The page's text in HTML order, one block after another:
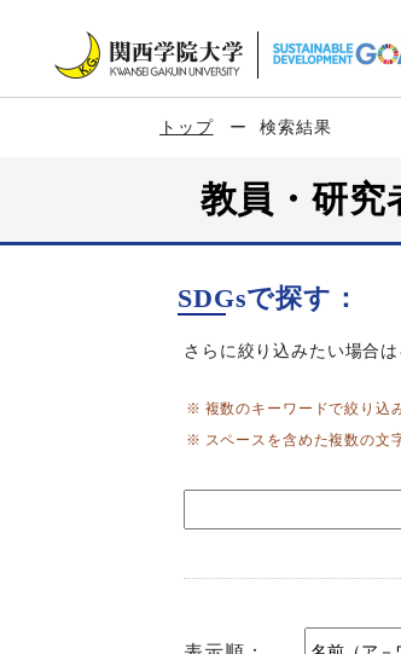
トップ 検索結果
教員・研
SDGsで探す：
さらに絞り込みたい場合
複数のキーワードで絞り込
スペースを含めた複数の文